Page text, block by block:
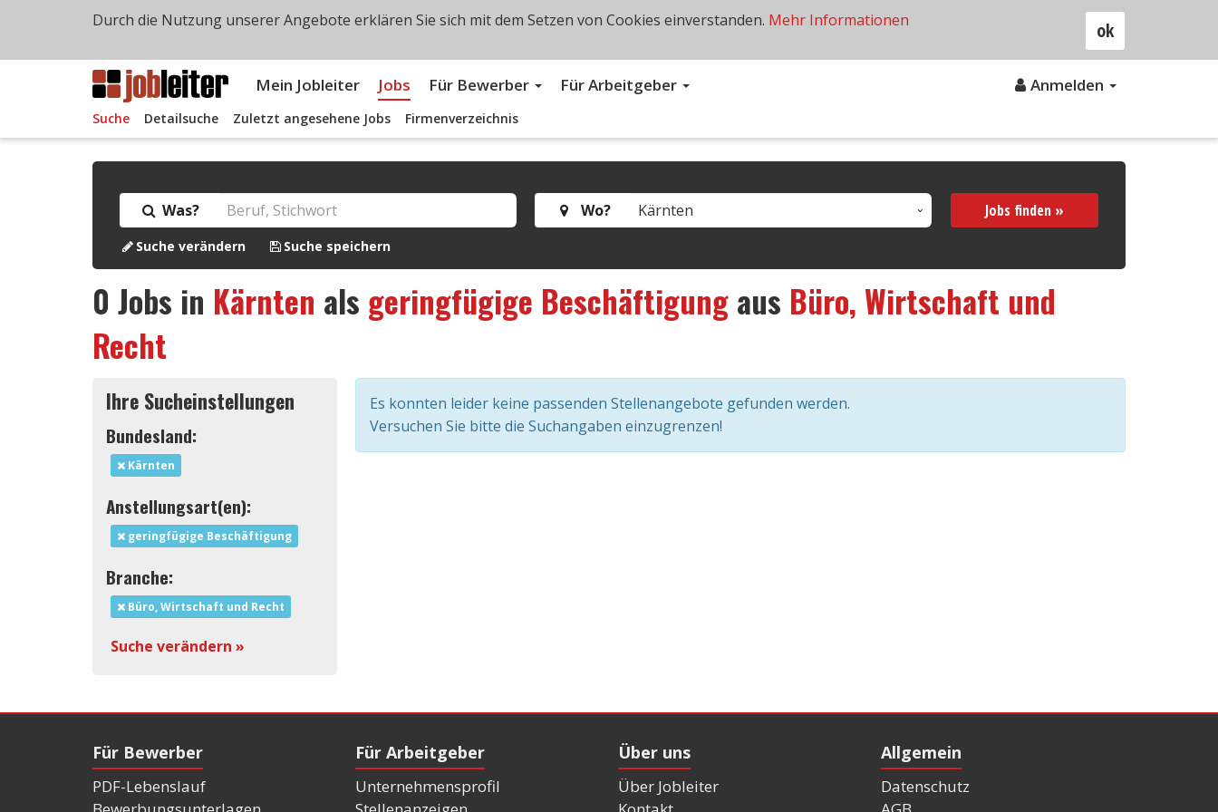
Mein Jobleiter Jobs Für Bewerber Für Arbeitgeber Anmelden
Suche Detailsuche Zuletzt angesehene Jobs Firmenverzeichnis
Was? Wo? Jobs finden »
Suche verändern Suche speichern
0 Jobs in Kärnten als geringfügige Beschäftigungaus Büro, Wirtschaft und
Recht
Ihre Sucheinstellungen
Bundesland:
Kärnten
Anstellungsart(en):
geringfügige Beschäftigung
Branche:
Büro, Wirtschaft und Recht
Suche verändern »
Es konnten leider keine passenden Stellenangebote gefunden werden.
Versuchen Sie bitte die Suchangaben einzugrenzen!
Für Bewerber
PDF-Lebenslauf
Für Arbeitgeber
Unternehmensprofil
Über uns
Über Jobleiter
Allgemein
Datenschutz
ok
Durch die Nutzung unserer Angebote erklären Sie sich mit dem Setzen von Cookies einverstanden. Mehr Informationen